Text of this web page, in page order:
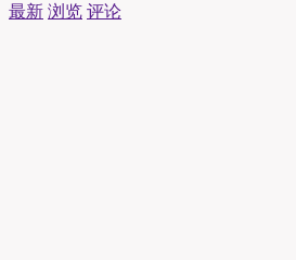
最新 浏览 评论